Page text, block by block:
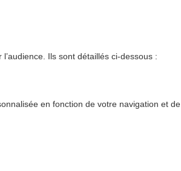
Ils sont détaillés ci-dessous :
en fonction de votre navigation et de